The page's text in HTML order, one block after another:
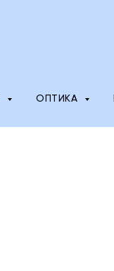
ОПТИКА